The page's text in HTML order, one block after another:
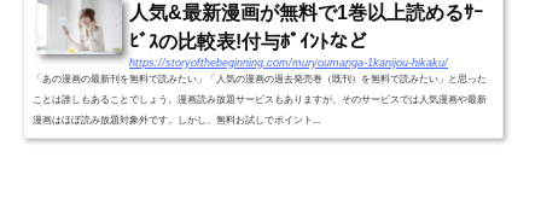
人気&最新漫画が無料で1巻以上読めるｻｰ
ﾋﾞｽの比較表!付与ﾎﾟｲﾝﾄなど
https://storyofthebeginning.com/muryoumanga-1kanijou-hikaku/
「あの漫画の最新刊を無料で読みたい」「人気の漫画の過去発売巻（既刊）を無料で読みたい」と思った
ことは誰しもあることでしょう。漫画読み放題サービスもありますが、そのサービスでは人気漫画や最新
漫画はほぼ読み放題対象外です。しかし、無料お試しでポイント...